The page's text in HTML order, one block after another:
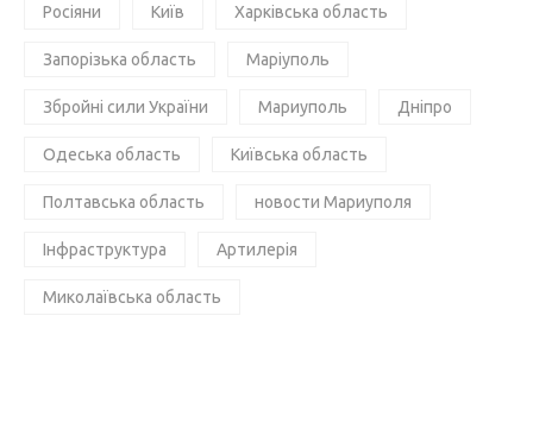
Росіяни Київ Харківська область
Запорізька область Маріуполь
Збройні сили України Мариуполь Дніпро
Одеська область Київська область
Полтавська область новости Мариуполя
Інфраструктура Артилерія
Миколаївська область